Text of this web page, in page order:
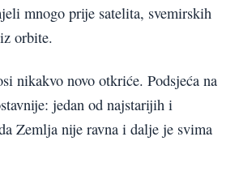
mnogo prije satelita, svemirskih
orbite.
nikakvo novo otkriće. Podsjeća na
jedan od najstarijih i
Zemlja nije ravna i dalje je svima